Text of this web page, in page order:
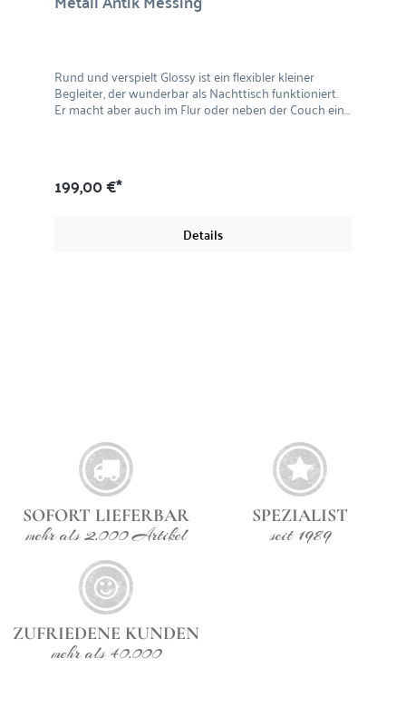
Rund und verspielt Glossy ist ein flexibler kleiner
Begleiter, der wunderbar als Nachttisch funktioniert.
Er macht aber auch im Flur oder neben der Couch eine
bieten Stauraum, die überkreuzten, abgerundeten
Füße sorgen für den festen Stand. Material: Metall mit
199,00 €*
Details
SOFORT LIEFERBAR
mehr als 2.000 Artikel
SPEZIALIST
seit 1989
ZUFRIEDENE KUNDEN
mehr als 40.000